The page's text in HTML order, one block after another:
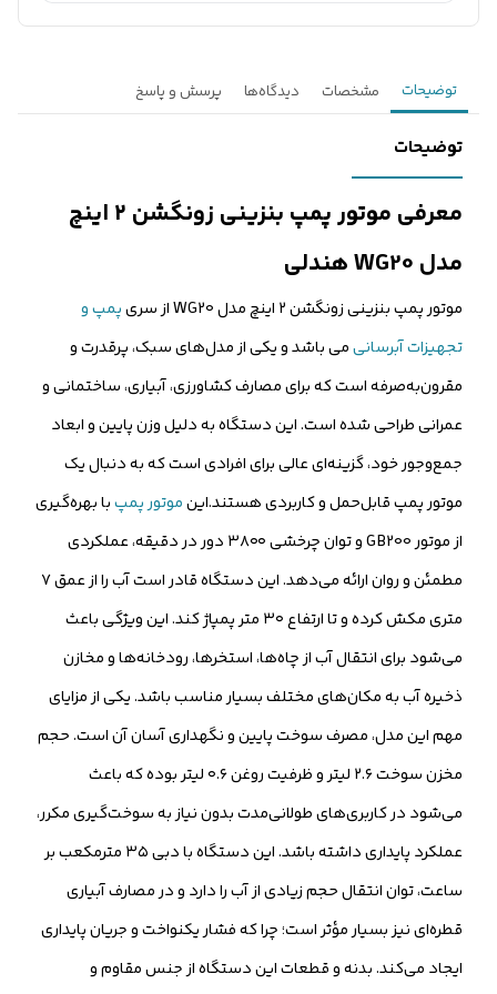
توضیحات مشخصات دیدگاه‌ها پرسش و پاسخ
توضیحات
معرفی موتور پمپ بنزینی زونگشن ۲ اینچ
مدل WG20 هندلی
موتور پمپ بنزینی زونگشن ۲ اینچ مدل WG20 از سری
پمپ و
تجهیزات آبرسانیمی باشد و یکی از مدل‌های سبک، پرقدرت و
مقرون‌به‌صرفه است که برای مصارف کشاورزی، آبیاری، ساختمانی و
عمرانی طراحی شده است. این دستگاه به دلیل وزن پایین و ابعاد
جمع‌وجور خود، گزینه‌ای عالی برای افرادی است که به دنبال یک
موتور پمپ قابل‌حمل و کاربردی هستند.اینموتور پمپبا بهره‌گیری
از موتور GB200 و توان چرخشی ۳۸۰۰ دور در دقیقه، عملکردی
مطمئن و روان ارائه می‌دهد. این دستگاه قادر است آب را از عمق ۷
متری مکش کرده و تا ارتفاع ۳۰ متر پمپاژ کند. این ویژگی باعث
می‌شود برای انتقال آب از چاه‌ها، استخرها، رودخانه‌ها و مخازن
ذخیره آب به مکان‌های مختلف بسیار مناسب باشد. یکی از مزایای
مهم این مدل، مصرف سوخت پایین و نگهداری آسان آن است. حجم
مخزن سوخت ۲.۶ لیتر و ظرفیت روغن ۰.۶ لیتر بوده که باعث
می‌شود در کاربری‌های طولانی‌مدت بدون نیاز به سوخت‌گیری مکرر،
عملکرد پایداری داشته باشد. این دستگاه با دبی ۳۵ مترمکعب بر
ساعت، توان انتقال حجم زیادی از آب را دارد و در مصارف آبیاری
قطره‌ای نیز بسیار مؤثر است؛ چرا که فشار یکنواخت و جریان پایداری
ایجاد می‌کند. بدنه و قطعات این دستگاه از جنس مقاوم و